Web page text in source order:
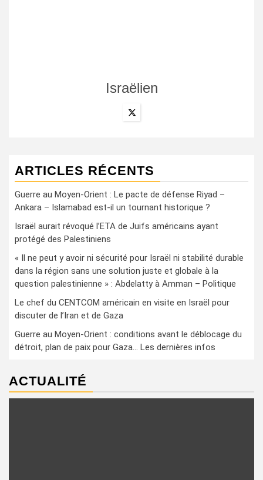
Israëlien
ARTICLES RÉCENTS
Guerre au Moyen-Orient : Le pacte de défense Riyad –
Ankara – Islamabad est-il un tournant historique ?
Israël aurait révoqué l’ETA de Juifs américains ayant
protégé des Palestiniens
« Il ne peut y avoir ni sécurité pour Israël ni stabilité durable
dans la région sans une solution juste et globale à la
question palestinienne » : Abdelatty à Amman – Politique
Le chef du CENTCOM américain en visite en Israël pour
discuter de l’Iran et de Gaza
Guerre au Moyen-Orient : conditions avant le déblocage du
détroit, plan de paix pour Gaza… Les dernières infos
ACTUALITÉ